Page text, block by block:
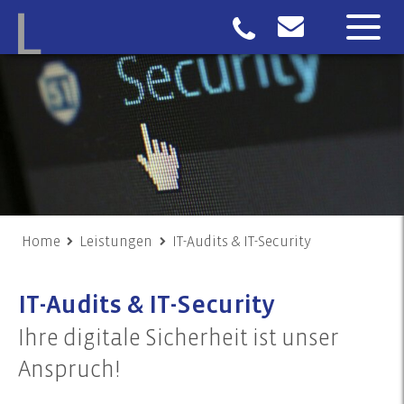
Home Leistungen IT-Audits & IT-Security
IT-Audits & IT-Security
Ihre digitale Sicherheit ist unser
Anspruch!